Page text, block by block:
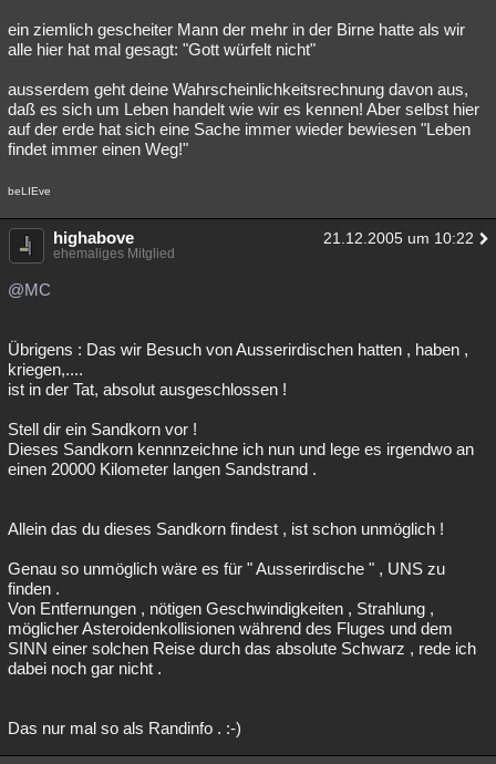
ein ziemlich gescheiter Mann der mehr in der Birne hatte als wir
alle hier hat mal gesagt: "Gott würfelt nicht"
ausserdem geht deine Wahrscheinlichkeitsrechnung davon aus,
daß es sich um Leben handelt wie wir es kennen! Aber selbst hier
auf der erde hat sich eine Sache immer wieder bewiesen "Leben
findet immer einen Weg!"
beLIEve
highabove 21.12.2005 um 10:22
ehemaliges Mitglied
@MC
Übrigens : Das wir Besuch von Ausserirdischen hatten , haben ,
kriegen,....
ist in der Tat, absolut ausgeschlossen !
Stell dir ein Sandkorn vor !
Dieses Sandkorn kennnzeichne ich nun und lege es irgendwo an
einen 20000 Kilometer langen Sandstrand .
Allein das du dieses Sandkorn findest , ist schon unmöglich !
Genau so unmöglich wäre es für " Ausserirdische " , UNS zu
finden .
Von Entfernungen , nötigen Geschwindigkeiten , Strahlung ,
möglicher Asteroidenkollisionen während des Fluges und dem
SINN einer solchen Reise durch das absolute Schwarz , rede ich
dabei noch gar nicht .
Das nur mal so als Randinfo . :-)